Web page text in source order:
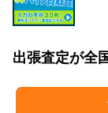
出張査定が全